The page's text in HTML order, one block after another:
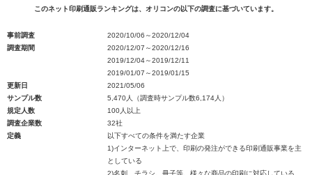
このネット印刷通販ランキングは、オリコンの以下の調査に基づいています。
事前調査
2020/10/06～2020/12/04
調査期間
2020/12/07～2020/12/16
2019/12/04～2019/12/11
2019/01/07～2019/01/15
更新日
2021/05/06
サンプル数
5,470人（調査時サンプル数6,174人）
規定人数
100人以上
調査企業数
32社
定義
以下すべての条件を満たす企業
1)インターネット上で、印刷の発注ができる印刷通販事業を主
としている
2)名刺、チラシ、冊子等、様々な商品の印刷に対応している